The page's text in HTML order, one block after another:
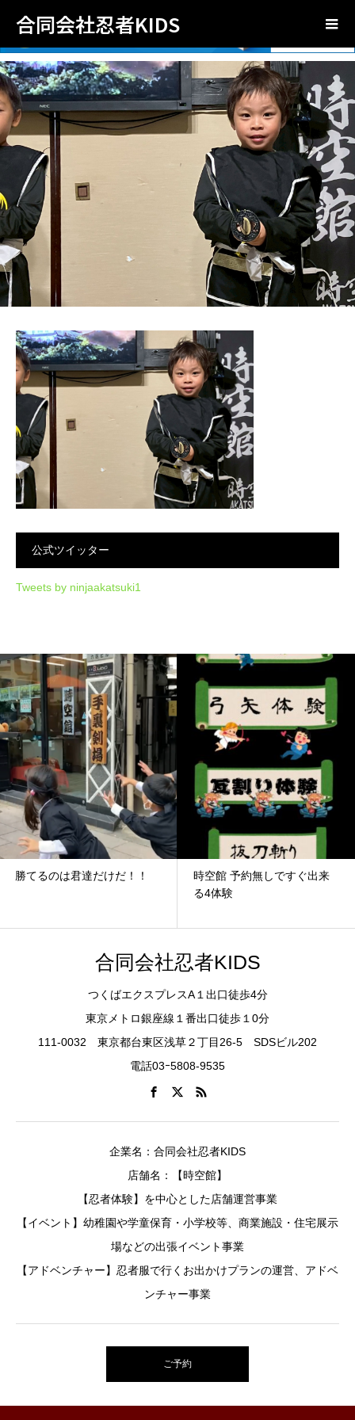
合同会社忍者KIDS
公式ツイッター
Tweets by ninjaakatsuki1
勝てるのは君達だけだ！！
時空館 予約無しですぐ出来
る4体験
合同会社忍者KIDS
つくばエクスプレスA１出口徒歩4分
東京メトロ銀座線１番出口徒歩１0分
111-0032 東京都台東区浅草２丁目26-5 SDSビル202
電話03ｰ5808-9535
企業名：合同会社忍者KIDS
店舗名：【時空館】
【忍者体験】を中心とした店舗運営事業
【イベント】幼稚園や学童保育・小学校等、商業施設・住宅展示
場などの出張イベント事業
【アドベンチャー】忍者服で行くお出かけプランの運営、アドベ
ンチャー事業
ご予約